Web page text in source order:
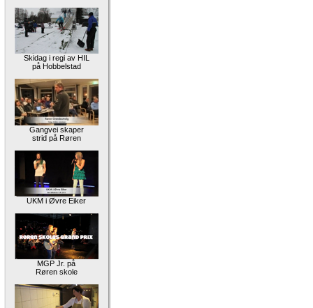
Skidag i regi av HIL
på Hobbelstad
Gangvei skaper
strid på Røren
UKM i Øvre Eiker
MGP Jr. på
Røren skole